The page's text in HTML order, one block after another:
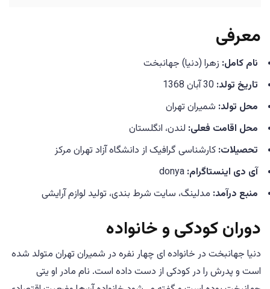
معرفی
نام کامل: زهرا (دنیا) جهانبخت
تاریخ تولد:
محل تولد: شمیران تهران
محل اقامت فعلی: لندن، انگلستان
تحصیلات: کارشناسی گرافیک از دانشگاه آزاد تهران مرکز
آی دی اینستاگرام:
منبع درآمد: مدلینگ، سایت شرط بندی، تولید لوازم آرایشی
دوران کودکی و خانواده
دنیا جهانبخت در خانواده ای چهار نفره در شمیران تهران متولد شده
است و پدرش را در کودکی از دست داده است. نام مادر او یتی